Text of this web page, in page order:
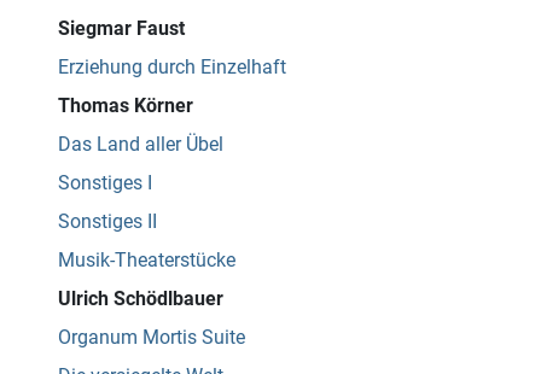
Siegmar Faust
Erziehung durch Einzelhaft
Thomas Körner
Das Land aller Übel
Sonstiges I
Sonstiges II
Musik-Theaterstücke
Ulrich Schödlbauer
Organum Mortis Suite